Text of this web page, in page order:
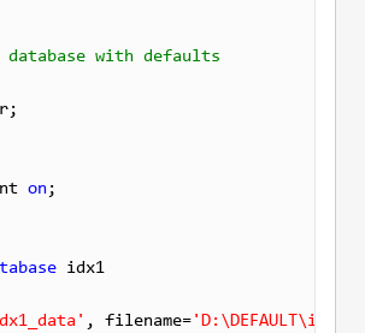
with defaults
on
, filename=